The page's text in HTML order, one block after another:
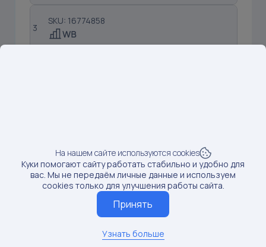
3
SKU: 16774858
Предмет: Венки декоративные
Доход от блогера:
4 тыс.руб.
На нашем сайте используются cookies
Куки помогают сайту работать стабильно и удобно для
вас. Мы не передаём личные данные и используем
cookies только для улучшения работы сайта.
Принять
Узнать больше